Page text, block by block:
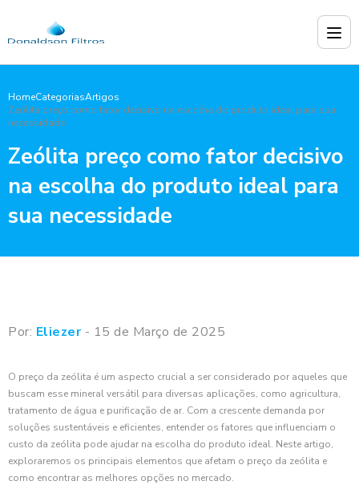
HomeCategoriasArtigos
Zeólita preço como fator decisivo na escolha do produto ideal para sua
necessidade
Zeólita preço como fator decisivo
na escolha do produto ideal para
sua necessidade
Por: Eliezer- 15 de Março de 2025
O preço da zeólita é um aspecto crucial a ser considerado por aqueles que
buscam esse mineral versátil para diversas aplicações, como agricultura,
tratamento de água e purificação de ar. Com a crescente demanda por
soluções sustentáveis e eficientes, entender os fatores que influenciam o
custo da zeólita pode ajudar na escolha do produto ideal. Neste artigo,
exploraremos os principais elementos que afetam o preço da zeólita e
como encontrar as melhores opções no mercado.